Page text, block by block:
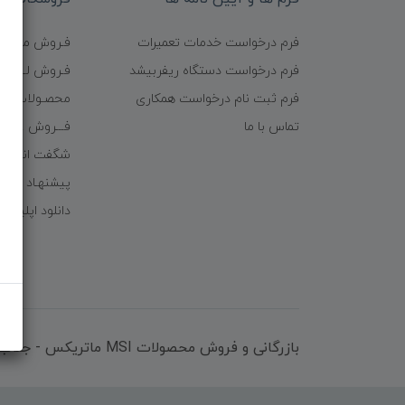
فرم درخواست خدمات تعمیرات
فرم درخواست دستگاه ریفربیشد
فرم ثبت نام درخواست همکاری
تماس با ما
فـروش
فـروش
محصـولات
فـــروش عُمـده
شگفت
پیشنهـاد
دانلود
بازرگانی و فروش محصولات MSI ماتریکس - جناب آقای مهندس باقری